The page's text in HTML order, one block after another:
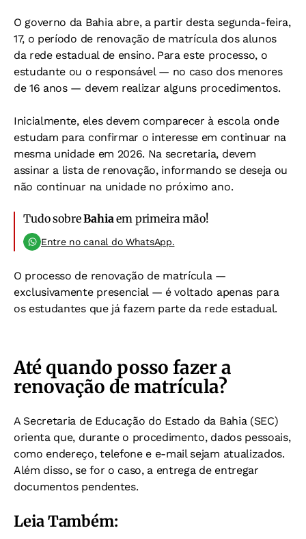
O governo da Bahia abre, a partir desta segunda-feira,
17, o período de renovação de matrícula dos alunos
da rede estadual de ensino. Para este processo, o
estudante ou o responsável — no caso dos menores
de 16 anos — devem realizar alguns procedimentos.
Inicialmente, eles devem comparecer à escola onde
estudam para confirmar o interesse em continuar na
mesma unidade em 2026. Na secretaria, devem
assinar a lista de renovação, informando se deseja ou
não continuar na unidade no próximo ano.
Tudo sobreBahiaem primeira mão!
Entre no canal do WhatsApp.
O processo de renovação de matrícula —
exclusivamente presencial — é voltado apenas para
os estudantes que já fazem parte da rede estadual.
Até quando posso fazer a
renovação de matrícula?
A Secretaria de Educação do Estado da Bahia (SEC)
orienta que, durante o procedimento, dados pessoais,
como endereço, telefone e e-mail sejam atualizados.
Além disso, se for o caso, a entrega de entregar
documentos pendentes.
Leia Também: